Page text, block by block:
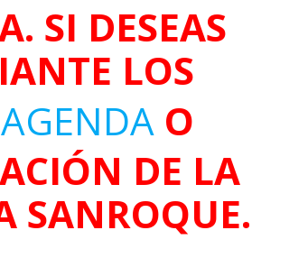
SI DESEAS
LOS
AGENDA O
DE LA
SANROQUE.